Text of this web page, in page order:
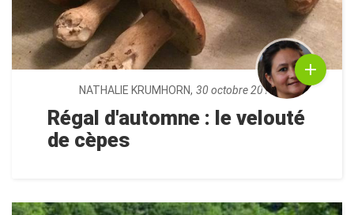
NATHALIE KRUMHORN, 30 octobre 2018
Régal d'automne : le velouté
de cèpes